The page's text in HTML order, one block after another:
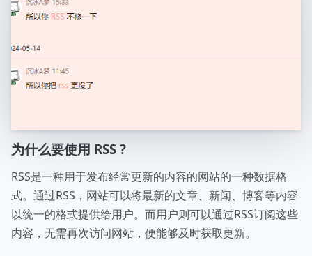
About
© 2026 YOUR NAME HERE. |RSS
为什么要使用 RSS ?
RSS是一种用于发布经常更新的内容的网站的一种数据格
式。通过RSS，网站可以将最新的文章、新闻、博客等内容
以统一的格式提供给用户。而用户则可以通过RSS订阅这些
内容，无需再次访问网站，便能够及时获取更新。